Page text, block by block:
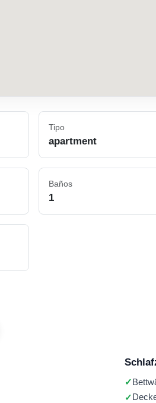
Tipo
apartment
Baños
1